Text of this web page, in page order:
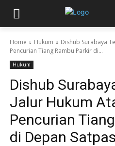
Home Hukum
Dishub Surabaya
Pencurian Tiang Rambu Parkir di...
Hukum
Dishub
Jalur Hukum
Pencurian
di Depan